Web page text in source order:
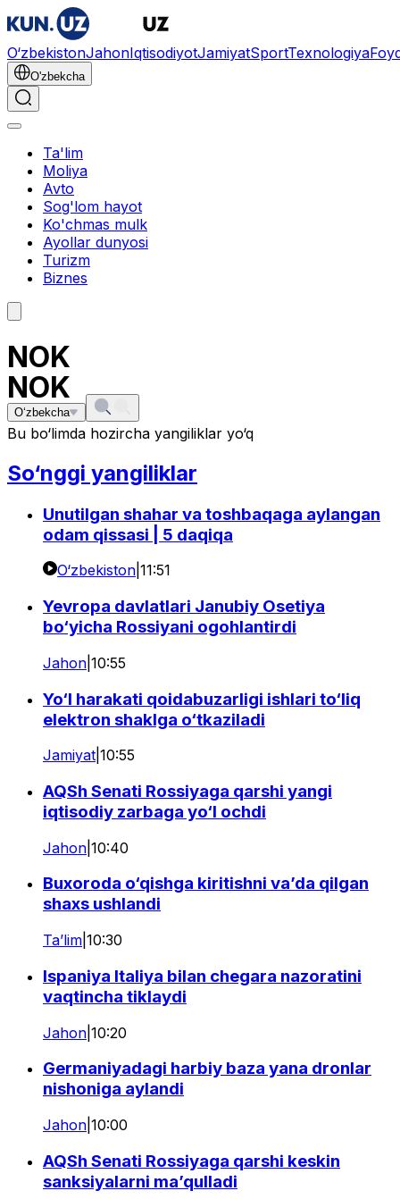
O‘zbekistonJahonIqtisodiyotJamiyatSportTexnologiya
O'zbekcha
Ta'lim
Moliya
Avto
Sog'lom hayot
Ko'chmas mulk
Ayollar dunyosi
Turizm
Biznes
NOK
O‘zbekcha
NOK
Bu bo‘limda hozircha yangiliklar yo‘q
So‘nggi yangiliklar
Unutilgan shahar va toshbaqaga aylangan
odam qissasi | 5 daqiqa
O‘zbekiston 11:51
Yevropa davlatlari Janubiy Osetiya
bo‘yicha Rossiyani ogohlantirdi
Jahon 10:55
Yo‘l harakati qoidabuzarligi ishlari to‘liq
elektron shaklga o‘tkaziladi
Jamiyat 10:55
AQSh Senati Rossiyaga qarshi yangi
iqtisodiy zarbaga yo‘l ochdi
Jahon 10:40
Buxoroda o‘qishga kiritishni va’da qilgan
shaxs ushlandi
Ta’lim 10:30
Ispaniya Italiya bilan chegara nazoratini
vaqtincha tiklaydi
Jahon 10:20
Germaniyadagi harbiy baza yana dronlar
nishoniga aylandi
Jahon 10:00
AQSh Senati Rossiyaga qarshi keskin
sanksiyalarni ma’qulladi